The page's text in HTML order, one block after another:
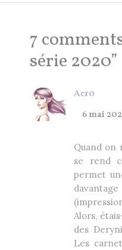
7
série 2020”
Acr0
6 mai
Quand on
se rend
permet
Alors,
des
Les